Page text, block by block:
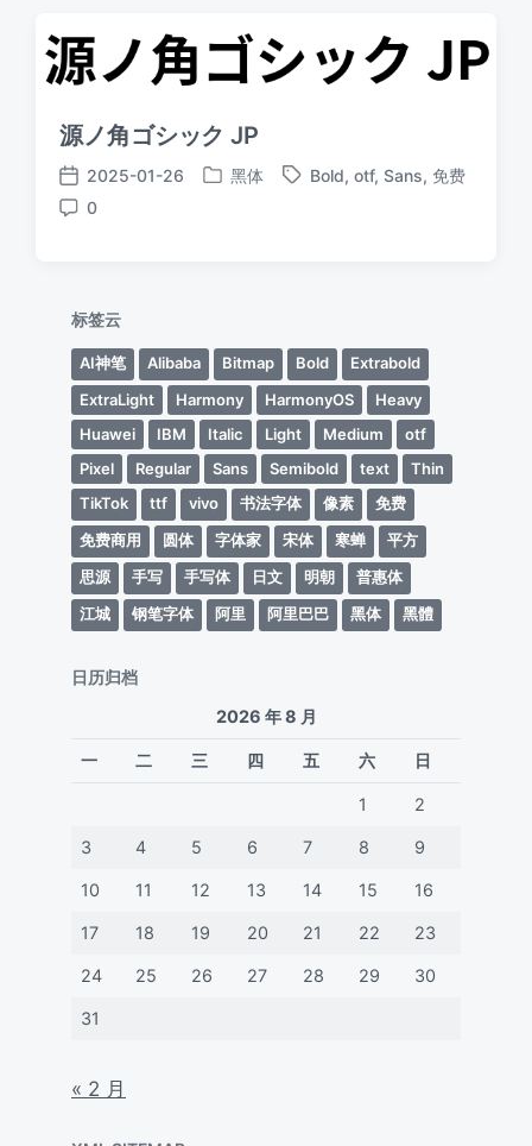
源ノ角ゴシック JP
发
布
2025-01-26
发
黑体
标
Bold, otf, Sans, 免费
评
0
标签云
AI神笔 Alibaba Bitmap Bold
Extrabold
ExtraLight
Harmony HarmonyOS
Heavy
Huawei
IBM Italic Light Medium
otf
Pixel
Regular Sans Semibold text
Thin
TikTok
ttf vivo 书法字体 像素
免费
免费商用
圆体 字体家 宋体 寒蝉
平方
思源
手写 手写体 日文 明朝
普惠体
江城
钢笔字体 阿里 阿里巴巴 黑体 黑體
日历归档
2026 年 8 月
一 二 三 四 五 六 日
1 2
3 4 5 6 7 8 9
10 11 12 13 14 15 16
17 18 19 20 21 22 23
24 25 26 27 28 29 30
31
« 2 月